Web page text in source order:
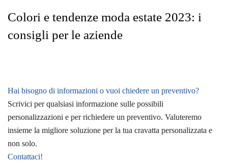
Colori e tendenze moda estate 2023: i
consigli per le aziende
Hai bisogno di informazioni o vuoi chiedere un preventivo?
Scrivici per qualsiasi informazione sulle possibili
personalizzazioni e per richiedere un preventivo. Valuteremo
insieme la migliore soluzione per la tua cravatta personalizzata e
non solo.
Contattaci!